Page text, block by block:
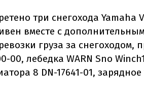
три снегохода Yamaha
вместе с
груза за снегоходом,
00, лебедка WARN Sno
8 DN-17641-01, зарядное